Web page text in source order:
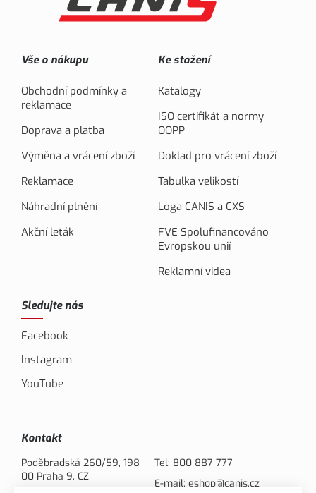
Vše o nákupu
Obchodní podmínky a
reklamace
Doprava a platba
Výměna a vrácení zboží
Reklamace
Náhradní plnění
Akční leták
Ke stažení
Katalogy
ISO certifikát a normy
OOPP
Doklad pro vrácení zboží
Tabulka velikostí
Loga CANIS a CXS
FVE Spolufinancováno
Evropskou unií
Reklamní videa
Sledujte nás
Facebook
Instagram
YouTube
Kontakt
Poděbradská 260/59, 198
00 Praha 9, CZ
Tel: 800 887 777
E-mail: eshop@canis.cz